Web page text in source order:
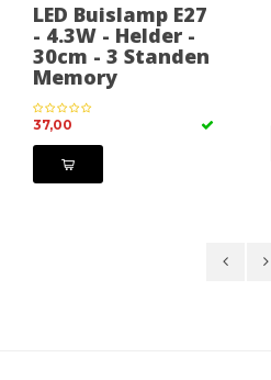
LED Buislamp E27
- 4.3W - Helder -
30cm - 3 Standen
Memory
37,00